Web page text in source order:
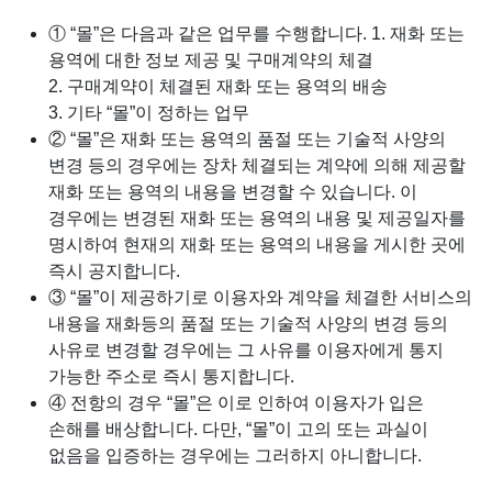
① “몰”은 다음과 같은 업무를 수행합니다. 1. 재화 또는
용역에 대한 정보 제공 및 구매계약의 체결
2. 구매계약이 체결된 재화 또는 용역의 배송
3. 기타 “몰”이 정하는 업무
② “몰”은 재화 또는 용역의 품절 또는 기술적 사양의
변경 등의 경우에는 장차 체결되는 계약에 의해 제공할
재화 또는 용역의 내용을 변경할 수 있습니다. 이
경우에는 변경된 재화 또는 용역의 내용 및 제공일자를
명시하여 현재의 재화 또는 용역의 내용을 게시한 곳에
즉시 공지합니다.
③ “몰”이 제공하기로 이용자와 계약을 체결한 서비스의
내용을 재화등의 품절 또는 기술적 사양의 변경 등의
사유로 변경할 경우에는 그 사유를 이용자에게 통지
가능한 주소로 즉시 통지합니다.
④ 전항의 경우 “몰”은 이로 인하여 이용자가 입은
손해를 배상합니다. 다만, “몰”이 고의 또는 과실이
없음을 입증하는 경우에는 그러하지 아니합니다.